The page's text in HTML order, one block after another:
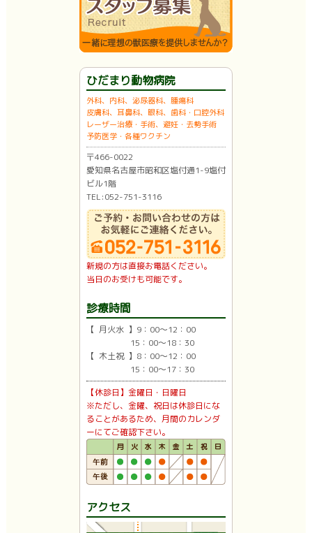
ひだまり動物病院
外科、内科、泌尿器科、腫瘍科
皮膚科、耳鼻科、眼科、歯科・口腔外科
レーザー治療・手術、避妊・去勢手術
予防医学・各種ワクチン
〒466-0022
愛知県名古屋市昭和区塩付通1-9塩付
ビル1階
TEL:052-751-3116
新規の方は直接お電話ください。
当日のお受けも可能です。
診療時間
【 月火水 】9：00〜12：00
15：00〜18：30
【 木土祝 】8：00〜12：00
15：00〜17：30
【休診日】金曜日・日曜日
※ただし、金曜、祝日は休診日にな
ることがあるため、月間のカレンダ
ーにてご確認下さい。
アクセス